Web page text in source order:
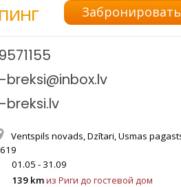
Забронировать
Ventspils novads, Dzītari, Usmas
01.05 - 31.09
139 kmиз Риги до гостевой дом